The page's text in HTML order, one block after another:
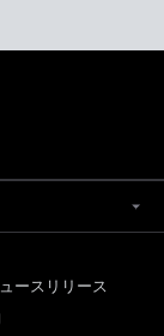
ースリリース